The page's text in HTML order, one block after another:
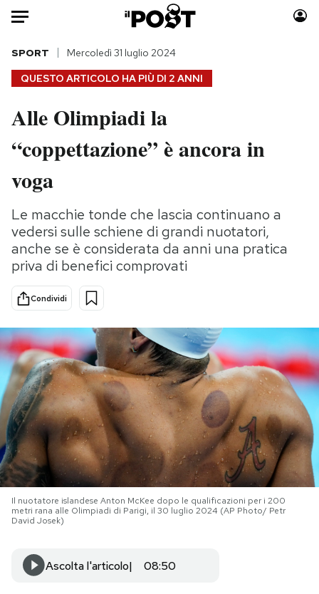
Auto
HOME
Italia
Politica
Tecnologia
Scienza
Cultura
Economia
Sport
Consumismi
Media
Europa
Altrecose
PODCAST
NEWSLETTER
I MIEI PREFERITI
SHOP
QUESTO ARTICOLO HA PIÙ DI 2 ANNI
SPORT Mercoledì 31 luglio 2024
Alle Olimpiadi la
“coppettazione” è ancora in
voga
Le macchie tonde che lascia continuano a
vedersi sulle schiene di grandi nuotatori,
anche se è considerata da anni una pratica
priva di benefici comprovati
Condividi
Il nuotatore islandese Anton McKee dopo le qualificazioni per i 200
metri rana alle Olimpiadi di Parigi, il 30 luglio 2024 (AP Photo/ Petr
David Josek)
Ascolta l'articolo 08:50